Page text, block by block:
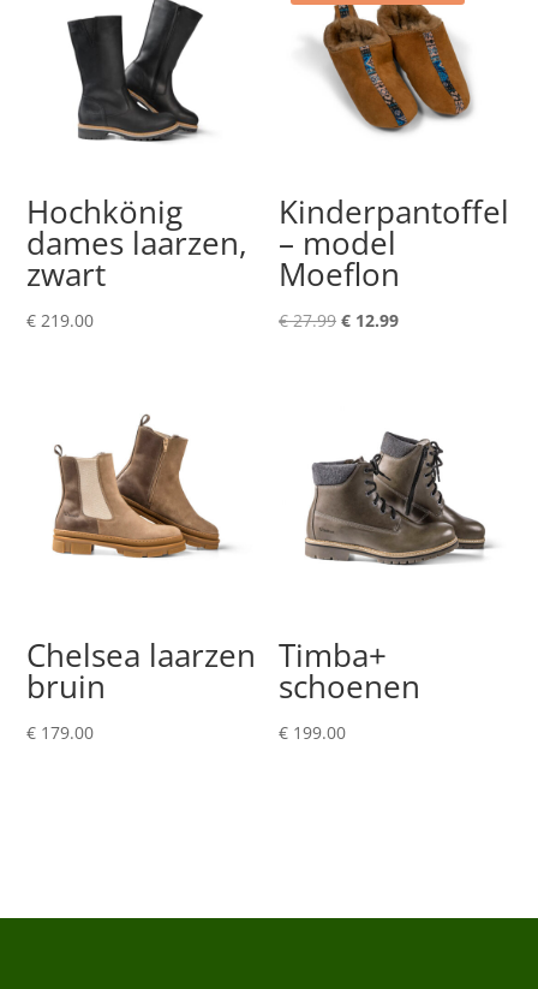
Hochkönig
dames laarzen,
zwart
€ 219.00
Kinderpantoffel
– model
Moeflon
€27.99 Oorspronkelijke
€ 12.99Huidige
Chelsea laarzen
bruin
€ 179.00
Timba+
schoenen
€ 199.00